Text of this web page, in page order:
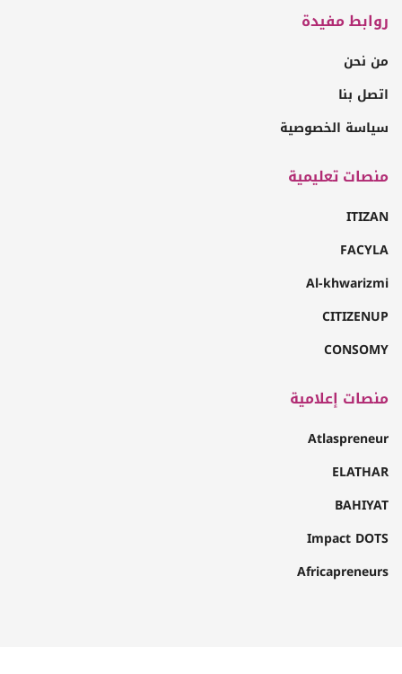
روابط مفيدة
من نحن
اتصل بنا
سياسة الخصوصية
منصات تعليمية
ITIZAN
FACYLA
Al-khwarizmi
CITIZENUP
CONSOMY
منصات إعلامية
Atlaspreneur
ELATHAR
BAHIYAT
Impact DOTS
Africapreneurs